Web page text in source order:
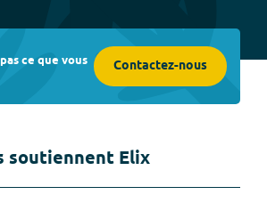
ce que vous Contactez-nous
soutiennent Elix